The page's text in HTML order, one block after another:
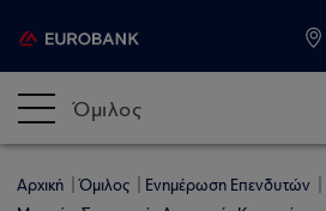
Όμιλος
Αρχική Όμιλος
Ενημέρωση Επενδυτών